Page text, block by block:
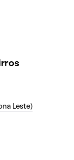
Leste)